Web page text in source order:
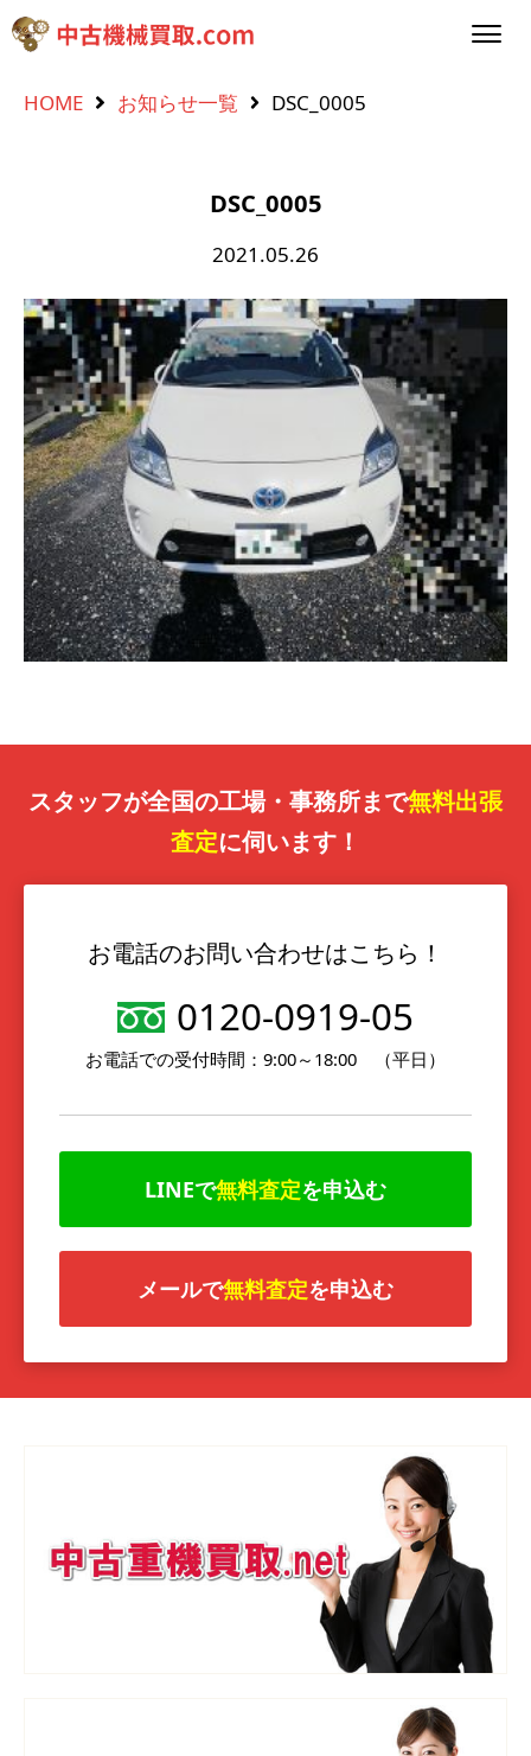
HOME お知らせ一覧 DSC_0005
DSC_0005
2021.05.26
スタッフが全国の工場・事務所まで無料出張
査定に伺います！
お電話のお問い合わせはこちら！
0120-0919-05
お電話での受付時間：9:00～18:00 （平日）
LINEで無料査定を申込む
メールで無料査定を申込む